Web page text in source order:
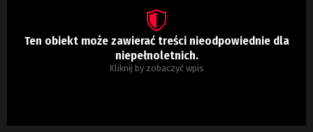
Ten obiekt może zawierać treści nieodpowiednie dla
niepełnoletnich.
Kliknij by zobaczyć wpis